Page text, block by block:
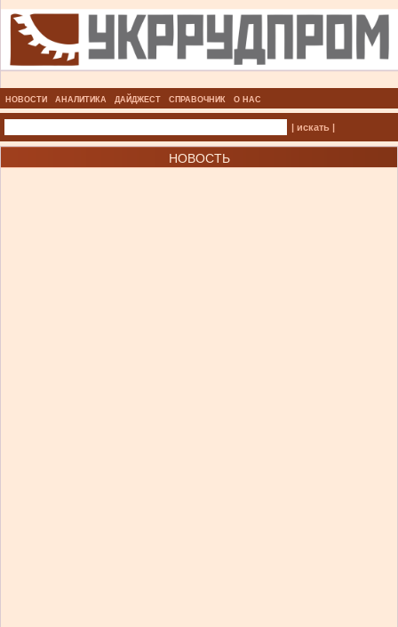
НОВОСТИ АНАЛИТИКА ДАЙДЖЕСТ СПРАВОЧНИК О НАС
| искать |
НОВОСТЬ